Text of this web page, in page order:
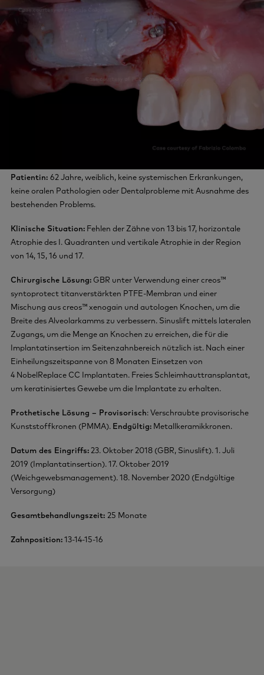
Patientin: 62 Jahre, weiblich, keine systemischen Erkrankungen,
keine oralen Pathologien oder Dentalprobleme mit Ausnahme des
bestehenden Problems.
Klinische Situation: Fehlen der Zähne von 13 bis 17, horizontale
Atrophie des I. Quadranten und vertikale Atrophie in der Region
von 14, 15, 16 und 17.
Chirurgische Lösung: GBR unter Verwendung einer creos™
syntoprotect titanverstärkten PTFE-Membran und einer
Mischung aus creos™ xenogain und autologen Knochen, um die
Breite des Alveolarkamms zu verbessern. Sinuslift mittels lateralen
Zugangs, um die Menge an Knochen zu erreichen, die für die
Implantatinsertion im Seitenzahnbereich nützlich ist. Nach einer
Einheilungszeitspanne von 8 Monaten Einsetzen von
4 NobelReplace CC Implantaten. Freies Schleimhauttransplantat,
um keratinisiertes Gewebe um die Implantate zu erhalten.
Prothetische Lösung – Provisorisch: Verschraubte provisorische
Kunststoffkronen (PMMA). Endgültig: Metallkeramikkronen.
Datum des Eingriffs:23. Oktober 2018 (GBR, Sinuslift). 1. Juli
2019 (Implantatinsertion). 17. Oktober 2019
(Weichgewebsmanagement). 18. November 2020 (Endgültige
Versorgung)
Gesamtbehandlungszeit: 25 Monate
Zahnposition:13-14-15-16